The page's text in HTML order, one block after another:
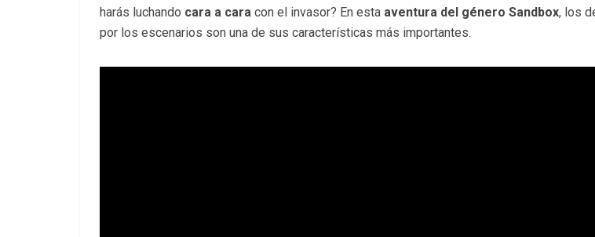
harás luchando cara a cara con el invasor? En esta aventura del género Sandbox, los
por los escenarios son una de sus características más importantes.